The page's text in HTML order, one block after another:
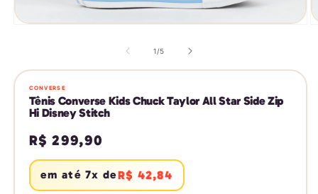
janela
modal
1/de
5
CONVERSE
Tênis Converse Kids Chuck Taylor All Star Side Zip
Hi Disney Stitch
Preço
R$ 299,90
em até 7x deR$ 42,84